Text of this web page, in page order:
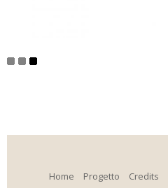
Home Progetto Credits